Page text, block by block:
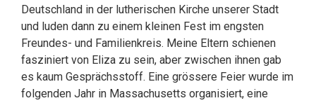
Deutschland in der lutherischen Kirche unserer Stadt
und luden dann zu einem kleinen Fest im engsten
Freundes- und Familienkreis. Meine Eltern schienen
fasziniert von Eliza zu sein, aber zwischen ihnen gab
es kaum Gesprächsstoff. Eine grössere Feier wurde im
folgenden Jahr in Massachusetts organisiert, eine